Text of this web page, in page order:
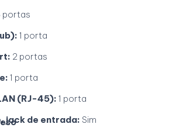
portas
1 porta
2 portas
1 porta
(RJ-45): 1 porta
jack de entrada: Sim